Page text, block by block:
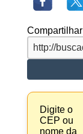
Digite o
CEP ou
nome da